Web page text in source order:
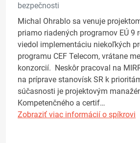
bezpečnosti
Michal Ohrablo sa venuje
priamo riadených programov EÚ 9
viedol implementáciu niekoľkých
programu CEF Telecom, vrátane
konzorcií. Neskôr pracoval na
na príprave stanovísk SR k
súčasnosti je projektovým
Kompetenčného a certif…
Zobraziť viac informácií o spíkrovi